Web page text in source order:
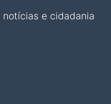
e cidadania